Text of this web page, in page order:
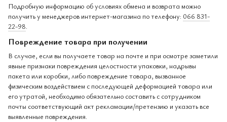
Подробную информацию об условиях обмена и возврата можно
получить у менеджеров интернет-магазина по телефону: 066 831-
22-98
Повреждение товара при получении
В случае, если вы получаете товар на почте и при осмотре заметили
явные признаки повреждения целостности упаковки, надрывы
пакета или коробки, либо повреждение товара, вызванное
физическим воздействием с последующей деформацией товара или
его утратой, необходимо обязательно составить с сотрудником
почты соответствующий акт рекламации/претензию и указать все
выявленные повреждения.